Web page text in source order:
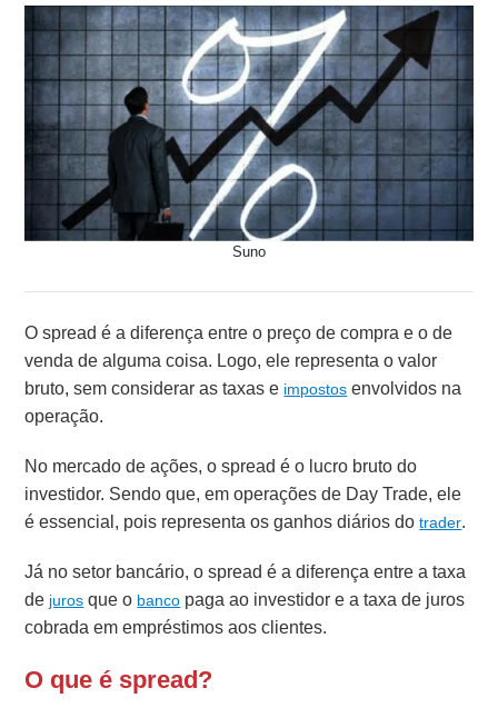
Suno
O spread é a diferença entre o preço de compra e o de
venda de alguma coisa. Logo, ele representa o valor
bruto, sem considerar as taxas e impostos envolvidos na
operação.
No mercado de ações, o spread é o lucro bruto do
investidor. Sendo que, em operações de Day Trade, ele
é essencial, pois representa os ganhos diários dotrader.
Já no setor bancário, o spread é a diferença entre a taxa
de juros que o banco paga ao investidor e a taxa de juros
cobrada em empréstimos aos clientes.
O que é spread?